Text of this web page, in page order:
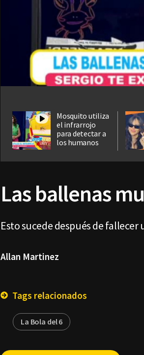
Mosquito utiliza
el infrarrojo
para detectar a
los humanos
Las ballenas
Esto sucede después de fallecer
Allan Martinez
Tags relacionados
La Bola del 6